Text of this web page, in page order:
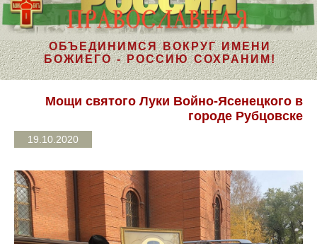
ОБЪЕДИНИМСЯ ВОКРУГ ИМЕНИ
БОЖИЕГО - РОССИЮ СОХРАНИМ!
Мощи святого Луки Войно-Ясенецкого в
городе Рубцовске
19.10.2020